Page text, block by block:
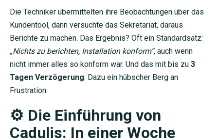
Die Techniker übermittelten ihre Beobachtungen über das
Kundentool, dann versuchte das Sekretariat, daraus
Berichte zu machen. Das Ergebnis? Oft ein Standardsatz:
„Nichts zu berichten, Installation konform“, auch wenn
nicht immer alles so konform war. Und das mit bis zu 3
Tagen Verzögerung. Dazu ein hübscher Berg an
Frustration.
⚙️ Die Einführung von
Cadulis: In einer Woche